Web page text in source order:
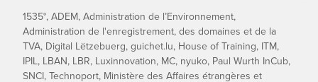
1535°, ADEM, Administration de l’Environnement,
Administration de l'enregistrement, des domaines et de la
TVA, Digital Lëtzebuerg, guichet.lu, House of Training, ITM,
IPIL, LBAN, LBR, Luxinnovation, MC, nyuko, Paul Wurth InCub,
SNCI, Technoport, Ministère des Affaires étrangères et